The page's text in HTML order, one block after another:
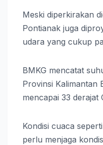
Meski diperkirakan
Pontianak juga
udara yang cukup
BMKG mencatat
Provinsi Kalimantan
mencapai 33 derajat
Kondisi cuaca
perlu menjaga